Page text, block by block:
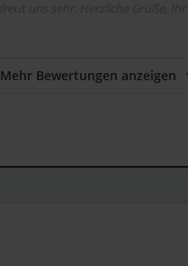
Mehr Bewertungen anzeigen